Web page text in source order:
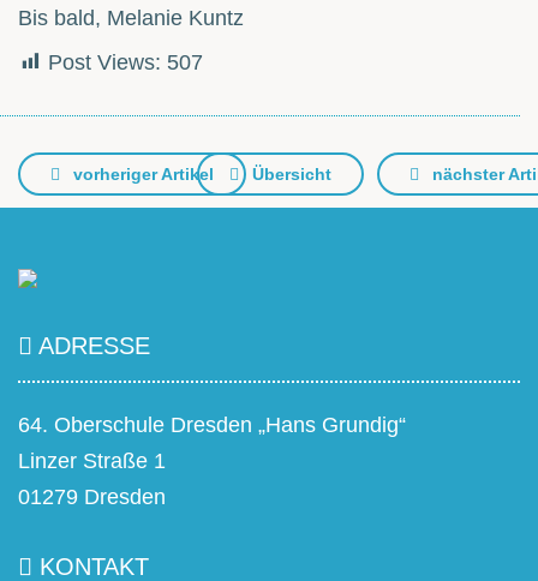
Bis bald, Melanie Kuntz
Post Views: 507
vorheriger Artikel Übersicht nächster
ADRESSE
64. Oberschule Dresden „Hans Grundig“
Linzer Straße 1
01279 Dresden
KONTAKT